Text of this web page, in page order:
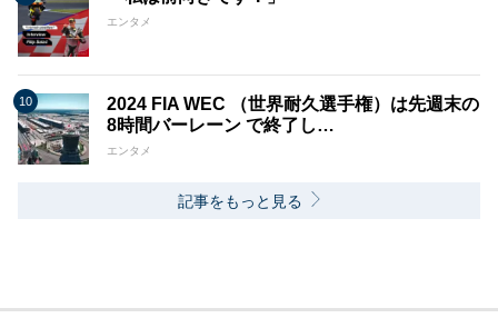
エンタメ
2024 FIA WEC （世界耐久選手権）は先週末の
8時間バーレーン で終了し…
エンタメ
記事をもっと見る